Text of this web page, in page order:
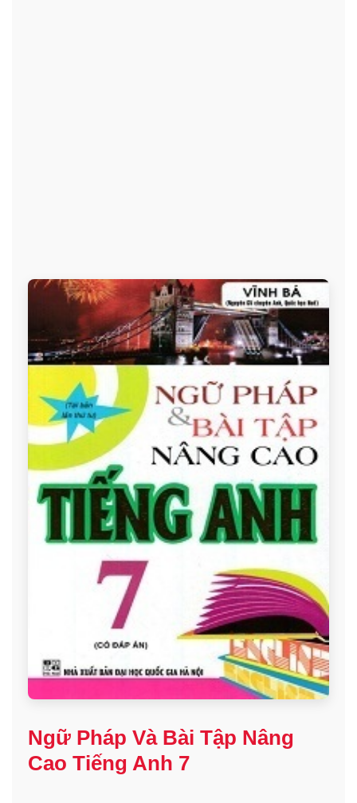
Ngữ Pháp Và Bài Tập Nâng
Cao Tiếng Anh 7